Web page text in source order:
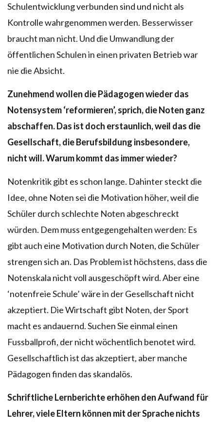
Schulentwicklung verbunden sind und nicht als
Kontrolle wahrgenommen werden. Besserwisser
braucht man nicht. Und die Umwandlung der
öffentlichen Schulen in einen privaten Betrieb war
nie die Absicht.
Zunehmend wollen die Pädagogen wieder das
Notensystem ‘reformieren’, sprich, die Noten ganz
abschaffen. Das ist doch erstaunlich, weil das die
Gesellschaft, die Berufsbildung insbesondere,
nicht will. Warum kommt das immer wieder?
Notenkritik gibt es schon lange. Dahinter steckt die
Idee, ohne Noten sei die Motivation höher, weil die
Schüler durch schlechte Noten abgeschreckt
würden. Dem muss entgegengehalten werden: Es
gibt auch eine Motivation durch Noten, die Schüler
strengen sich an. Das Problem ist höchstens, dass die
Notenskala nicht voll ausgeschöpft wird. Aber eine
‘notenfreie Schule’ wäre in der Gesellschaft nicht
akzeptiert. Die Wirtschaft gibt Noten, der Sport
macht es andauernd. Suchen Sie einmal einen
Fussballprofi, der nicht wöchentlich benotet wird.
Gesellschaftlich ist das akzeptiert, aber manche
Pädagogen finden das skandalös.
Schriftliche Lernberichte erhöhen den Aufwand für
Lehrer, viele Eltern können mit der Sprache nichts